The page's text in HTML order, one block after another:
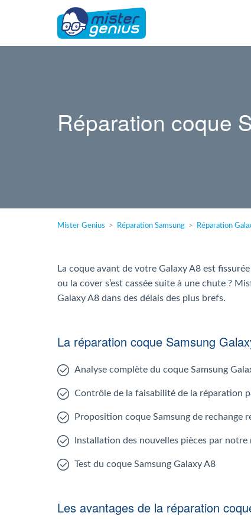
Réparation coque
Mister Genius Réparation Samsung Réparation
La coque avant de votre Galaxy A8 est
ou la cover s’est cassée suite à une chute ?
Galaxy A8 dans des délais des plus brefs.
La réparation coque Samsung
Analyse complète du coque Samsung
Contrôle de la faisabilité de la réparation
Proposition coque Samsung de rechange
Installation des nouvelles pièces par
Test du coque Samsung Galaxy A8
Les avantages de la réparation